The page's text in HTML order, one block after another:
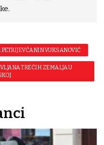
VUKSANOVIĆ
TREĆIH ZEMALJA U